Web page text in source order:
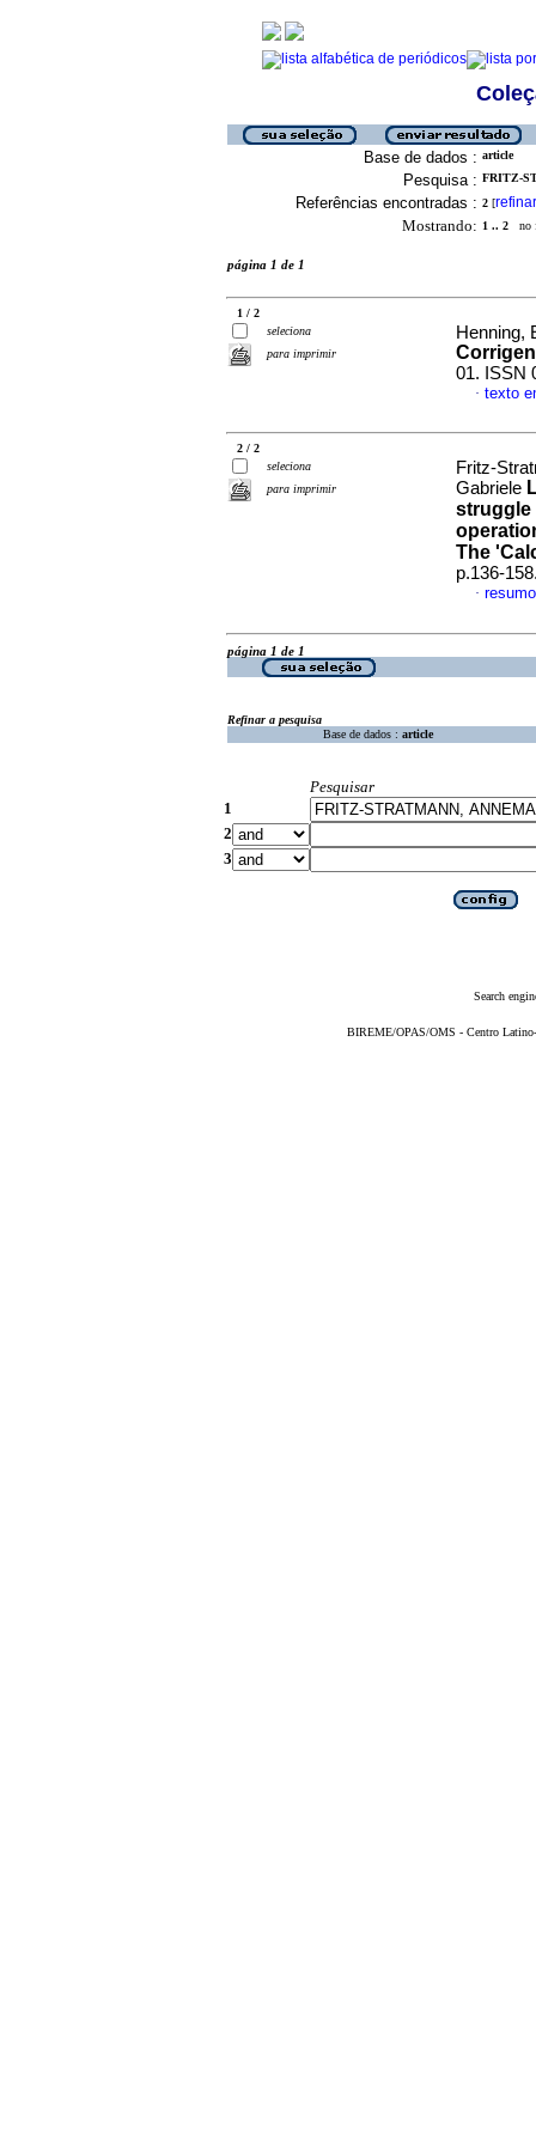
Base de dados : article
Pesquisa : FRITZ-
Referências encontradas : 2 [refinar
Mostrando: 1 .. 2 no
página 1 de 1
1 / 2
seleciona
para imprimir
Henning,
01. ISSN
· texto
2 / 2
seleciona
para imprimir
Fritz-
Gabriele
struggle
The
p.136-
·
página 1 de 1
Refinar a pesquisa
Base de dados : article
Pesquisar
1
2
3
Search
BIREME/OPAS/OMS - Centro Latino-